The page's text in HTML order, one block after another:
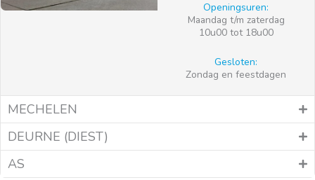
Openingsuren:
Maandag t/m zaterdag
10u00 tot 18u00
Gesloten:
Zondag en feestdagen
MECHELEN
DEURNE (DIEST)
AS